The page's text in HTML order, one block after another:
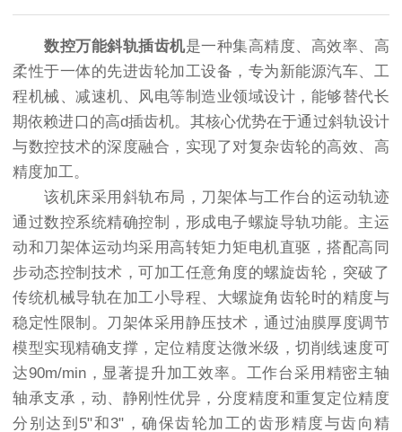
数控万能斜轨插齿机是一种集高精度、高效率、高
柔性于一体的先进齿轮加工设备，专为新能源汽车、工
程机械、减速机、风电等制造业领域设计，能够替代长
期依赖进口的高d插齿机。其核心优势在于通过斜轨设计
与数控技术的深度融合，实现了对复杂齿轮的高效、高
精度加工。
该机床采用斜轨布局，刀架体与工作台的运动轨迹
通过数控系统精确控制，形成电子螺旋导轨功能。主运
动和刀架体运动均采用高转矩力矩电机直驱，搭配高同
步动态控制技术，可加工任意角度的螺旋齿轮，突破了
传统机械导轨在加工小导程、大螺旋角齿轮时的精度与
稳定性限制。刀架体采用静压技术，通过油膜厚度调节
模型实现精确支撑，定位精度达微米级，切削线速度可
达90m/min，显著提升加工效率。工作台采用精密主轴
轴承支承，动、静刚性优异，分度精度和重复定位精度
分别达到5"和3"，确保齿轮加工的齿形精度与齿向精